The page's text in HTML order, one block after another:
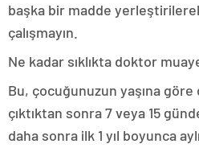
başka bir madde
çalışmayın.
Ne kadar sıklıkta doktor
Bu, çocuğunuzun yaşına
çıktıktan sonra 7 veya 15
daha sonra ilk 1 yıl boyunca